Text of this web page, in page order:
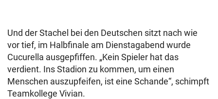
Und der Stachel bei den Deutschen sitzt nach wie
vor tief, im Halbfinale am Dienstagabend wurde
Cucurella ausgepfiffen. „Kein Spieler hat das
verdient. Ins Stadion zu kommen, um einen
Menschen auszupfeifen, ist eine Schande“, schimpft
Teamkollege Vivian.